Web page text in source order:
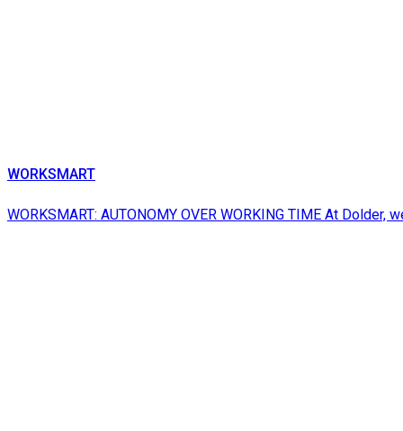
WORKSMART
WORKSMART: AUTONOMY OVER WORKING TIME At